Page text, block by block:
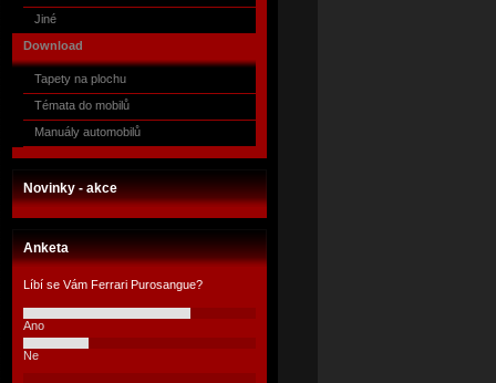
Jiné
Download
Tapety na plochu
Témata do mobilů
Manuály automobilů
Novinky - akce
Anketa
Líbí se Vám Ferrari Purosangue?
Ano
Ne